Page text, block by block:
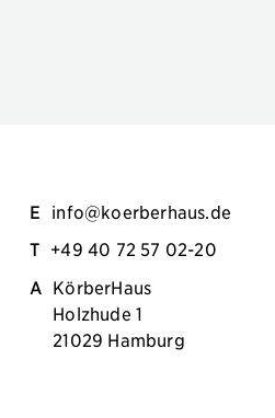
E info@koerberhaus.de
T +49 40 72 57 02-20
A KörberHaus
Holzhude 1
21029 Hamburg